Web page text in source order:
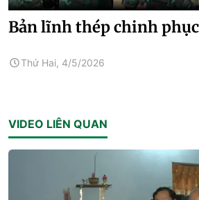
Bản lĩnh thép chinh
Thứ Hai, 4/5/2026
VIDEO LIÊN QUAN